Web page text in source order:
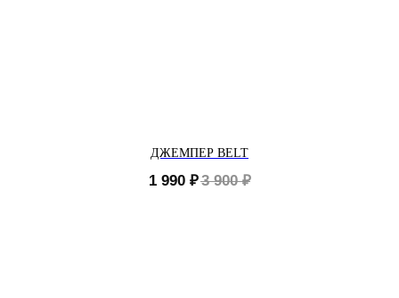
ДЖЕМПЕР BELT
1 990 ₽3 900 ₽